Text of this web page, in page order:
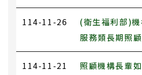
114-11-26
(衛生福利部)
服務類長期照
老人保護課程
114-11-21
照顧機構長輩